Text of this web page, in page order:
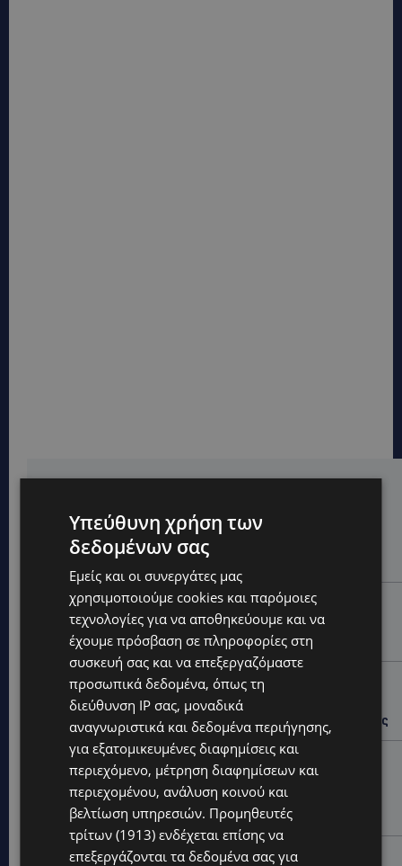
UPDATES
VIRAL: Κοράκι πήρε στο κυνήγι γυναίκα – Η
απρόσμενη επίθεση καταγράφηκε σε βίντεο
UPDATES
ΕΤΟΙΜΑΣΤΕΙΤΕ ΓΙΑ ΚΑΘΥΣΤΕΡΗΣΕΙΣ: Κλειστή λωρίδα
στον αυτοκινητόδρομο Αμμοχώστου – Λάρνακας
UPDATES
ΙΣΑΑΚ-ΣΟΛΩΜΟΥ: Κλείνουν συμβολικά οδοφράγματα
την Παρασκευή – Πού και τι ώρα θα γίνουν οι δράσεις
UPDATES
ΣΥΛΛΗΨΕΙΣ: 161 οδηγοί με υπερβολική ταχύτητα σε
μία νύχτα – Η παράβαση που κυριάρχησε στους
ελέγχους
STORIES
Υπεύθυνη χρήση των
δεδομένων σας
Εμείς και οι συνεργάτες μας
χρησιμοποιούμε cookies και παρόμοιες
τεχνολογίες για να αποθηκεύουμε και να
έχουμε πρόσβαση σε πληροφορίες στη
συσκευή σας και να επεξεργαζόμαστε
προσωπικά δεδομένα, όπως τη
διεύθυνση IP σας, μοναδικά
αναγνωριστικά και δεδομένα περιήγησης,
για εξατομικευμένες διαφημίσεις και
περιεχόμενο, μέτρηση διαφημίσεων και
περιεχομένου, ανάλυση κοινού και
βελτίωση υπηρεσιών. Προμηθευτές
τρίτων (1913) ενδέχεται επίσης να
επεξεργάζονται τα δεδομένα σας για